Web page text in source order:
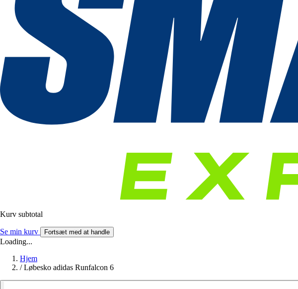
Kurv subtotal
Se min kurv Fortsæt med at handle
Loading...
Hjem
/ Løbesko adidas Runfalcon 6